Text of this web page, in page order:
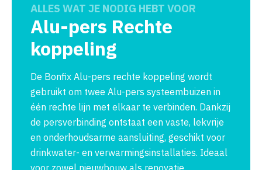
ALLES WAT JE NODIG HEBT VOOR
Alu-pers Rechte
koppeling
De Bonfix Alu-pers rechte koppeling wordt
gebruikt om twee Alu-pers systeembuizen in
één rechte lijn met elkaar te verbinden. Dankzij
de persverbinding ontstaat een vaste, lekvrije
en onderhoudsarme aansluiting, geschikt voor
drinkwater- en verwarmingsinstallaties. Ideaal
voor zowel nieuwbouw als renovatie.